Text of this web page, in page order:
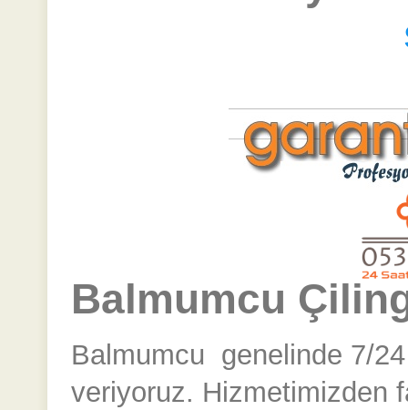
Balmumcu
Balmumcu genelinde 7/
veriyoruz. Hizmetimizden